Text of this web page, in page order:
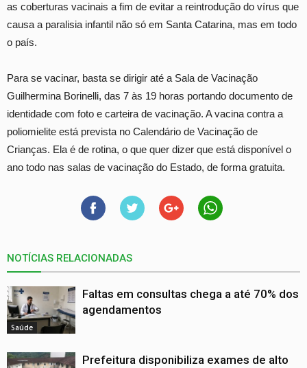
as coberturas vacinais a fim de evitar a reintrodução do vírus que
causa a paralisia infantil não só em Santa Catarina, mas em todo
o país.
Para se vacinar, basta se dirigir até a Sala de Vacinação
Guilhermina Borinelli, das 7 às 19 horas portando documento de
identidade com foto e carteira de vacinação. A vacina contra a
poliomielite está prevista no Calendário de Vacinação de
Crianças. Ela é de rotina, o que quer dizer que está disponível o
ano todo nas salas de vacinação do Estado, de forma gratuita.
NOTÍCIAS RELACIONADAS
Saúde
Faltas em consultas chega a até 70% dos
agendamentos
Prefeitura disponibiliza exames de alto